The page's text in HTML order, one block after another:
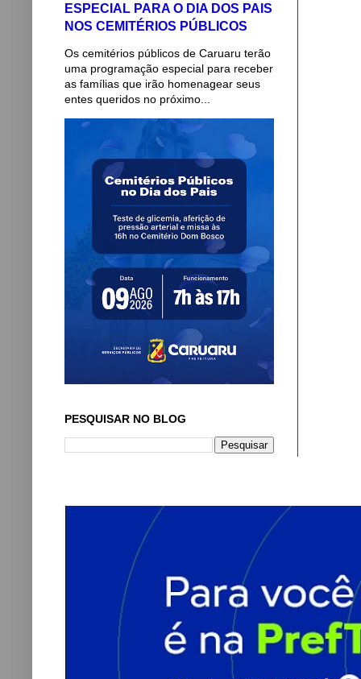
ESPECIAL PARA O DIA DOS PAIS
NOS CEMITÉRIOS PÚBLICOS
Os cemitérios públicos de Caruaru terão
uma programação especial para receber
as famílias que irão homenagear seus
entes queridos no próximo...
PESQUISAR NO BLOG